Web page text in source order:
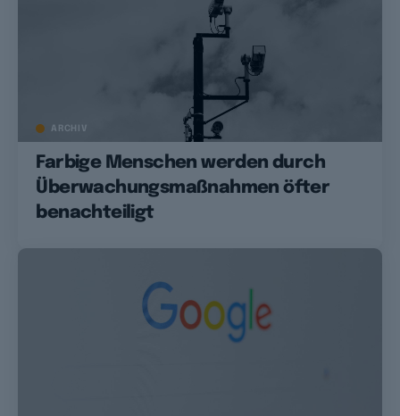
ARCHIV
Farbige Menschen werden durch
Überwachungsmaßnahmen öfter
benachteiligt